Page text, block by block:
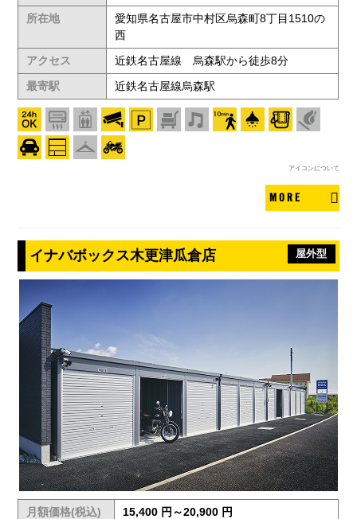
所在地
愛知県名古屋市中村区烏森町8丁目1510の
西
アクセス
近鉄名古屋線 烏森駅から徒歩8分
最寄駅
近鉄名古屋線烏森駅
アイコンについて
MORE
イナバボックス木更津瓜倉店 屋外型
月額価格(税込)
15,400 円～20,900 円